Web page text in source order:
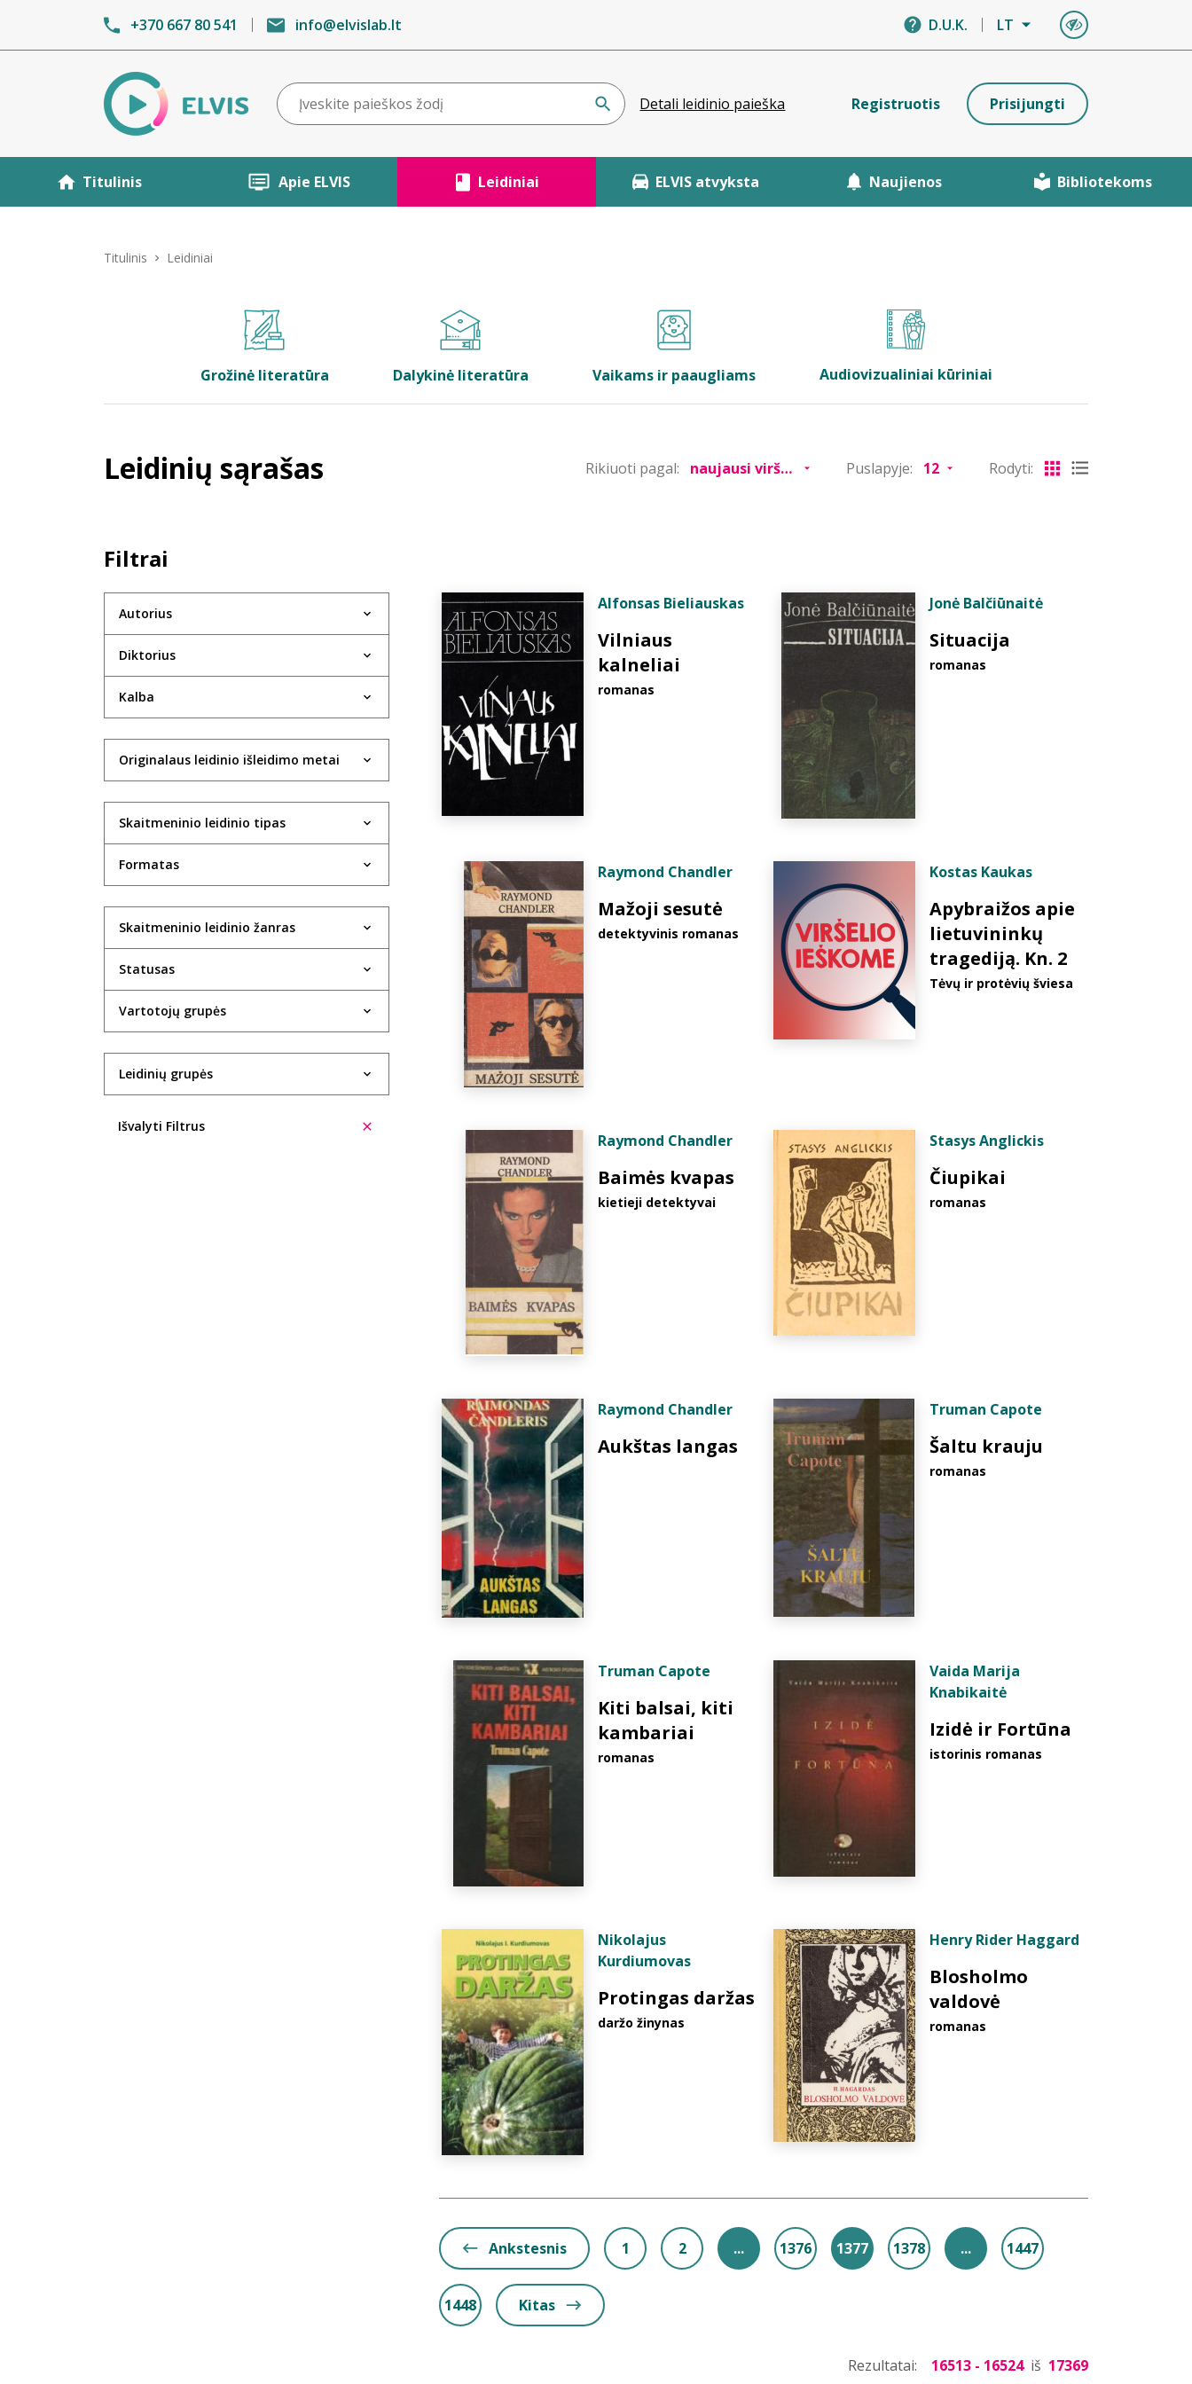
+370 667 80 541 info@elvislab.lt D.U.K. LT
Detali leidinio paieška Registruotis Prisijungti
Titulinis Apie ELVIS Leidiniai ELVIS atvyksta Naujienos Bibliotekoms
Titulinis Leidiniai
Grožinė literatūra Dalykinė literatūra Vaikams ir paaugliams Audiovizualiniai kūriniai
Leidinių sąrašas Rikiuoti pagal: Puslapyje: Rodyti:
Filtrai
Autorius
Diktorius
Kalba
Originalaus leidinio išleidimo metai
Skaitmeninio leidinio tipas
Formatas
Skaitmeninio leidinio žanras
Statusas
Vartotojų grupės
Leidinių grupės
Išvalyti Filtrus
Alfonsas Bieliauskas
Vilniaus
kalneliai
romanas
Jonė Balčiūnaitė
Situacija
romanas
Raymond Chandler
Mažoji sesutė
detektyvinis romanas
Kostas Kaukas
Apybraižos apie
lietuvininkų
tragediją. Kn. 2
Tėvų ir protėvių šviesa
Raymond Chandler
Baimės kvapas
kietieji detektyvai
Stasys Anglickis
Čiupikai
romanas
Raymond Chandler
Aukštas langas
Truman Capote
Šaltu krauju
romanas
Truman Capote
Kiti balsai, kiti
kambariai
romanas
Vaida Marija
Knabikaitė
Izidė ir Fortūna
istorinis romanas
Nikolajus
Kurdiumovas
Protingas daržas
daržo žinynas
Henry Rider Haggard
Blosholmo
valdovė
romanas
Ankstesnis 1 2 ... 1376 1377 1378 ... 1447
1448 Kitas
Rezultatai: 16513 - 16524 iš 17369